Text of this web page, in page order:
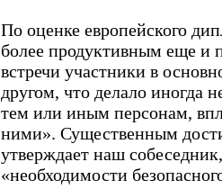
По оценке европейского
более продуктивным еще и
встречи участники в
другом, что делало иногда
тем или иным персонам,
ними». Существенным
утверждает наш
«необходимости